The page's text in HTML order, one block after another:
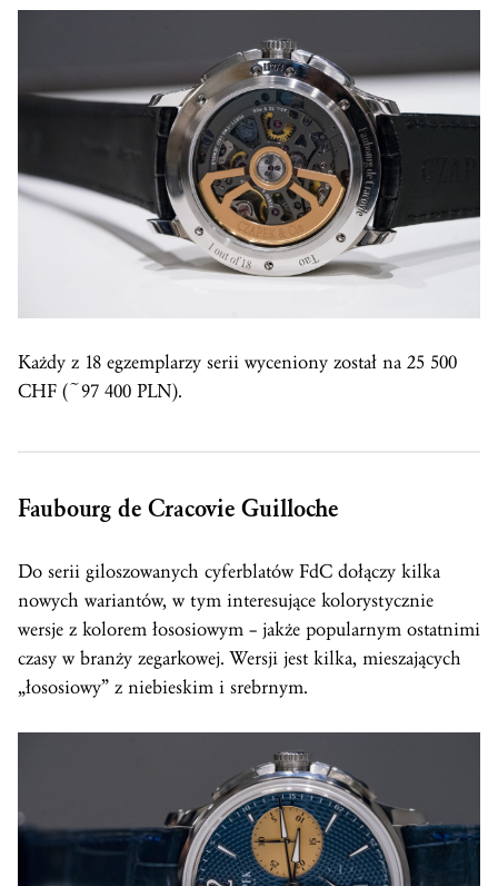
Każdy z 18 egzemplarzy serii wyceniony został na 25 500
CHF (~97 400 PLN).
Faubourg de Cracovie Guilloche
Do serii giloszowanych cyferblatów FdC dołączy kilka
nowych wariantów, w tym interesujące kolorystycznie
wersje z kolorem łososiowym – jakże popularnym ostatnimi
czasy w branży zegarkowej. Wersji jest kilka, mieszających
„łososiowy” z niebieskim i srebrnym.